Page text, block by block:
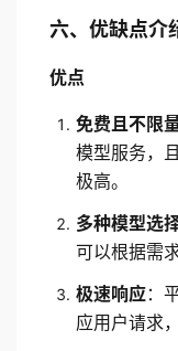
六、优缺点介
优点
免费且不限
模型服务，
极高。
多种模型选
可以根据需
极速响应：
应用户请求